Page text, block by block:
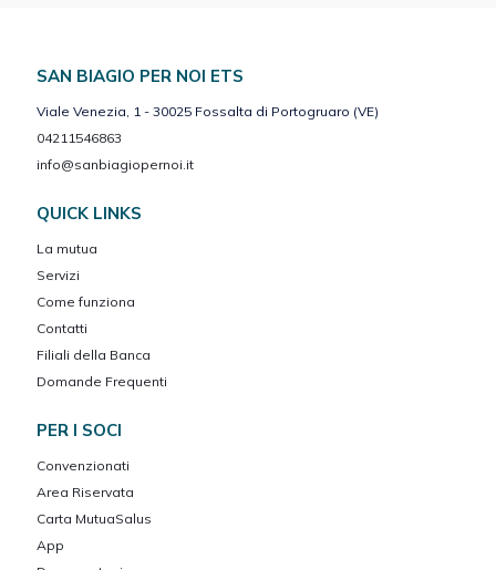
SAN BIAGIO PER NOI ETS
Viale Venezia, 1 - 30025 Fossalta di Portogruaro (VE)
04211546863
info@sanbiagiopernoi.it
QUICK LINKS
La mutua
Servizi
Come funziona
Contatti
Filiali della Banca
Domande Frequenti
PER I SOCI
Convenzionati
Area Riservata
Carta MutuaSalus
App